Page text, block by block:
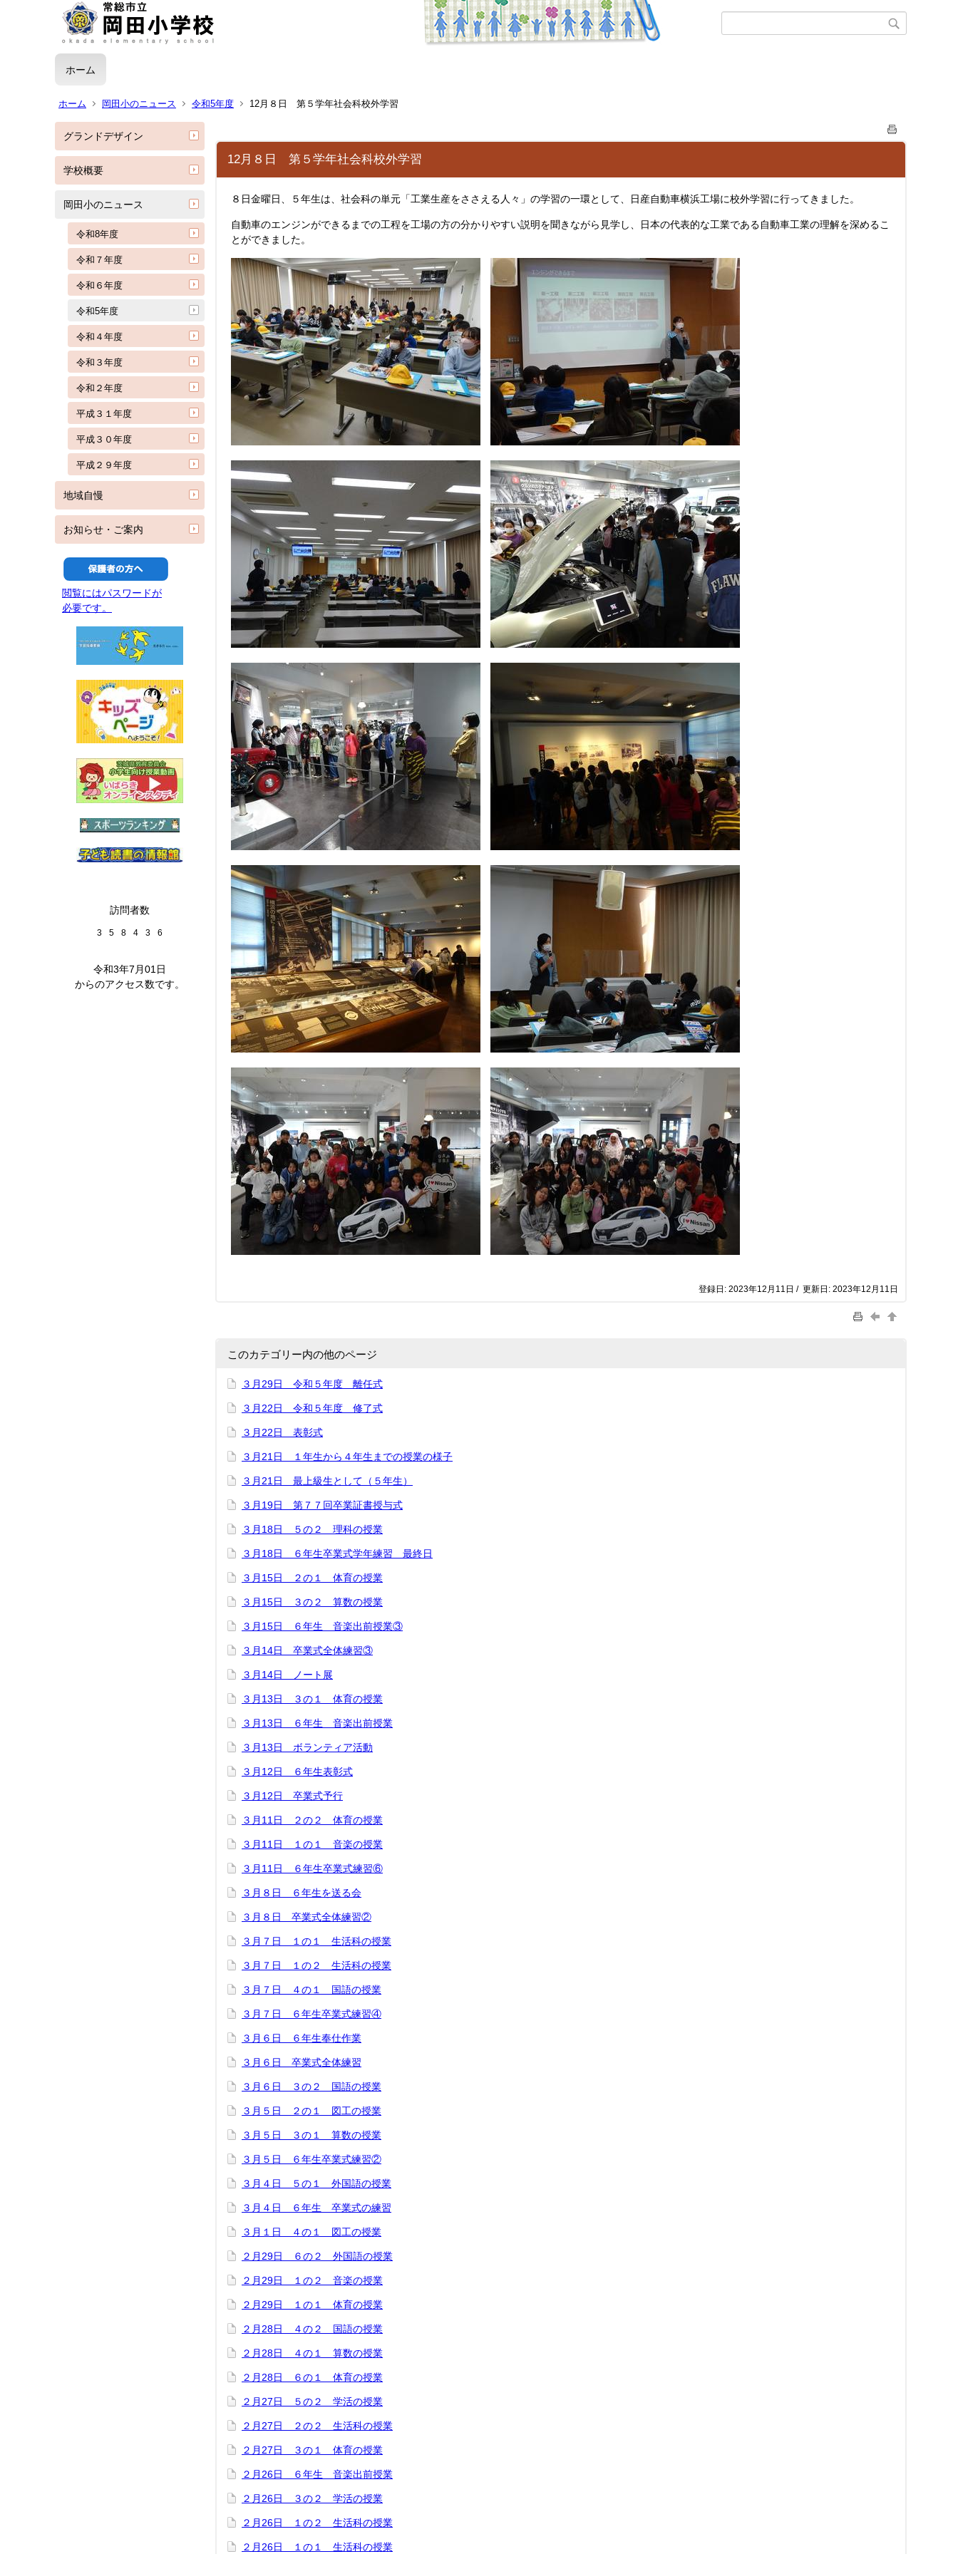
ホーム
ホーム 岡田小のニュース 令和5年度 12月８日 第５学年社会科校外学習
グランドデザイン
学校概要
岡田小のニュース
令和8年度
令和７年度
令和６年度
令和5年度
令和４年度
令和３年度
令和２年度
平成３１年度
平成３０年度
平成２９年度
地域自慢
お知らせ・ご案内
閲覧にはパスワードが
必要です。
訪問者数
3 5 8 4 3 6
令和3年7月01日
からのアクセス数です。
12月８日 第５学年社会科校外学習
８日金曜日、５年生は、社会科の単元「工業生産をささえる人々」の学習の一環として、日産自動車横浜工場に校外学習に行ってきました。
自動車のエンジンができるまでの工程を工場の方の分かりやすい説明を聞きながら見学し、日本の代表的な工業である自動車工業の理解を深めるこ
とができました。
登録日: 2023年12月11日 / 更新日: 2023年12月11日
このカテゴリー内の他のページ
３月29日 令和５年度 離任式
３月22日 令和５年度 修了式
３月22日 表彰式
３月21日 １年生から４年生までの授業の様子
３月21日 最上級生として（５年生）
３月19日 第７７回卒業証書授与式
３月18日 ５の２ 理科の授業
３月18日 ６年生卒業式学年練習 最終日
３月15日 ２の１ 体育の授業
３月15日 ３の２ 算数の授業
３月15日 ６年生 音楽出前授業③
３月14日 卒業式全体練習③
３月14日 ノート展
３月13日 ３の１ 体育の授業
３月13日 ６年生 音楽出前授業
３月13日 ボランティア活動
３月12日 ６年生表彰式
３月12日 卒業式予行
３月11日 ２の２ 体育の授業
３月11日 １の１ 音楽の授業
３月11日 ６年生卒業式練習⑥
３月８日 ６年生を送る会
３月８日 卒業式全体練習②
３月７日 １の１ 生活科の授業
３月７日 １の２ 生活科の授業
３月７日 ４の１ 国語の授業
３月７日 ６年生卒業式練習④
３月６日 ６年生奉仕作業
３月６日 卒業式全体練習
３月６日 ３の２ 国語の授業
３月５日 ２の１ 図工の授業
３月５日 ３の１ 算数の授業
３月５日 ６年生卒業式練習②
３月４日 ５の１ 外国語の授業
３月４日 ６年生 卒業式の練習
３月１日 ４の１ 図工の授業
２月29日 ６の２ 外国語の授業
２月29日 １の２ 音楽の授業
２月29日 １の１ 体育の授業
２月28日 ４の２ 国語の授業
２月28日 ４の１ 算数の授業
２月28日 ６の１ 体育の授業
２月27日 ５の２ 学活の授業
２月27日 ２の２ 生活科の授業
２月27日 ３の１ 体育の授業
２月26日 ６年生 音楽出前授業
２月26日 ３の２ 学活の授業
２月26日 １の２ 生活科の授業
２月26日 １の１ 生活科の授業